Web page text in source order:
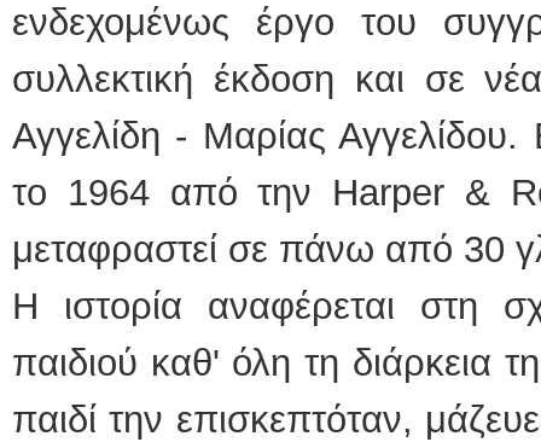
ενδεχομένως έργο του
συλλεκτική έκδοση και σε
Αγγελίδη - Μαρίας
το 1964 από την Harper &
μεταφραστεί σε πάνω από 30
Η ιστορία αναφέρεται στη
παιδιού καθ' όλη τη διάρκεια
παιδί την επισκεπτόταν,